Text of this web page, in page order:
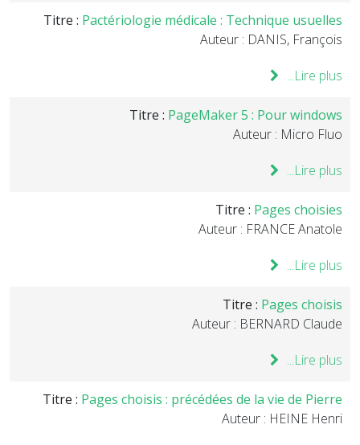
Titre : Pactériologie médicale : Technique usuelles
Auteur : DANIS, François
Lire plus...
Titre : PageMaker 5 : Pour windows
Auteur : Micro Fluo
Lire plus...
Titre : Pages choisies
Auteur : FRANCE Anatole
Lire plus...
Titre : Pages choisis
Auteur : BERNARD Claude
Lire plus...
Titre : Pages choisis : précédées de la vie de Pierre
Auteur : HEINE Henri